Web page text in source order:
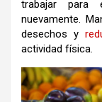
trabajar para
nuevamente.
desechos y
actividad física.